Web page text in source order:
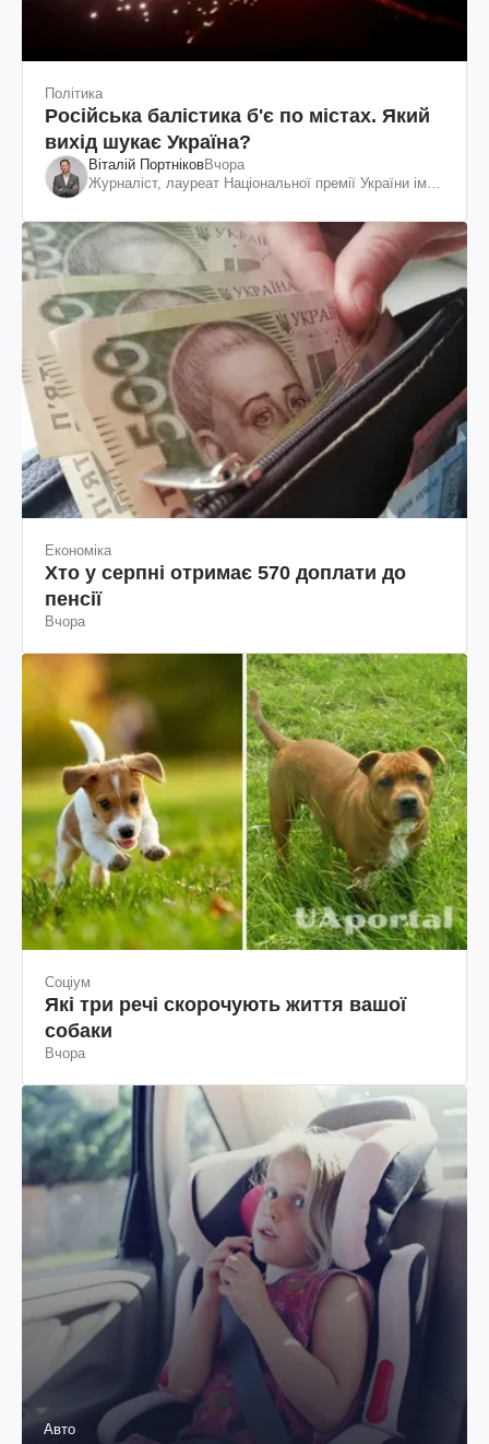
Політика
Російська балістика б'є по містах. Який
вихід шукає Україна?
Віталій ПортніковВчора
Журналіст, лауреат Національної премії України ім.
Економіка
Хто у серпні отримає 570 доплати до
пенсії
Вчора
Соціум
Які три речі скорочують життя вашої
собаки
Вчора
Авто